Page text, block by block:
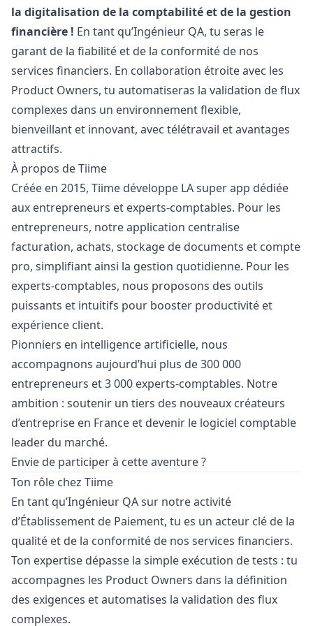
la digitalisation de la comptabilité et de la gestion
financière ! En tant qu’Ingénieur QA, tu seras le
garant de la fiabilité et de la conformité de nos
services financiers. En collaboration étroite avec les
Product Owners, tu automatiseras la validation de flux
complexes dans un environnement flexible,
bienveillant et innovant, avec télétravail et avantages
attractifs.
À propos de Tiime
Créée en 2015, Tiime développe LA super app dédiée
aux entrepreneurs et experts-comptables. Pour les
entrepreneurs, notre application centralise
facturation, achats, stockage de documents et compte
pro, simplifiant ainsi la gestion quotidienne. Pour les
experts-comptables, nous proposons des outils
puissants et intuitifs pour booster productivité et
expérience client.
Pionniers en intelligence artificielle, nous
accompagnons aujourd’hui plus de 300 000
entrepreneurs et 3 000 experts-comptables. Notre
ambition : soutenir un tiers des nouveaux créateurs
d’entreprise en France et devenir le logiciel comptable
leader du marché.
Envie de participer à cette aventure ?
Ton rôle chez Tiime
En tant qu’Ingénieur QAsur notre activité
d’Établissement de Paiement, tu es un acteur clé de la
qualité et de la conformité de nos services financiers.
Ton expertise dépasse la simple exécution de tests : tu
accompagnes les Product Owners dans la définition
des exigences et automatises la validation des flux
complexes.